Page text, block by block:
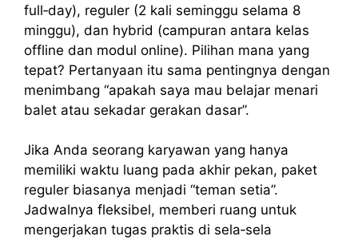
full‑day), reguler (2 kali seminggu selama 8
minggu), dan hybrid (campuran antara kelas
offline dan modul online). Pilihan mana yang
tepat? Pertanyaan itu sama pentingnya dengan
menimbang “apakah saya mau belajar menari
balet atau sekadar gerakan dasar”.
Jika Anda seorang karyawan yang hanya
memiliki waktu luang pada akhir pekan, paket
reguler biasanya menjadi “teman setia”.
Jadwalnya fleksibel, memberi ruang untuk
mengerjakan tugas praktis di sela‑sela